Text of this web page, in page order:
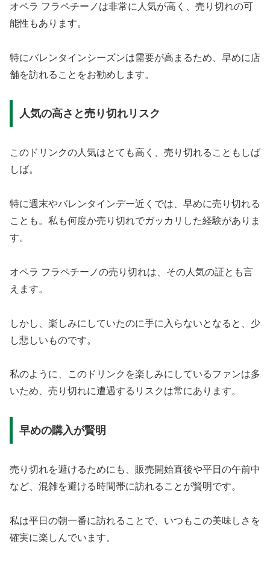
オペラ フラペチーノは非常に人気が高く、売り切れの可
能性もあります。
特にバレンタインシーズンは需要が高まるため、早めに店
舗を訪れることをお勧めします。
人気の高さと売り切れリスク
このドリンクの人気はとても高く、売り切れることもしば
しば。
特に週末やバレンタインデー近くでは、早めに売り切れる
ことも。私も何度か売り切れでガッカリした経験がありま
す。
オペラ フラペチーノの売り切れは、その人気の証とも言
えます。
しかし、楽しみにしていたのに手に入らないとなると、少
し悲しいものです。
私のように、このドリンクを楽しみにしているファンは多
いため、売り切れに遭遇するリスクは常にあります。
早めの購入が賢明
売り切れを避けるためにも、販売開始直後や平日の午前中
など、混雑を避ける時間帯に訪れることが賢明です。
私は平日の朝一番に訪れることで、いつもこの美味しさを
確実に楽しんでいます。